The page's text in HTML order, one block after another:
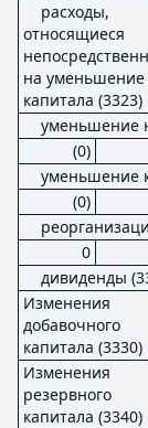
расходы,
относящиеся
на уменьшение
капитала (3323)
уменьшение
(0)
уменьшение
(0)
0
дивиденды
Изменения
добавочного
капитала (3330)
Изменения
резервного
капитала (3340)